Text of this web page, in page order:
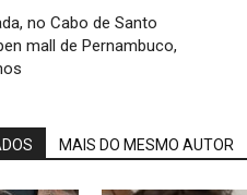
no Cabo de Santo
mall de Pernambuco,
MAIS DO MESMO AUTOR